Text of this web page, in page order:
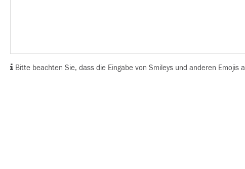
Bitte beachten Sie, dass die Eingabe von Smileys und anderen Emojis